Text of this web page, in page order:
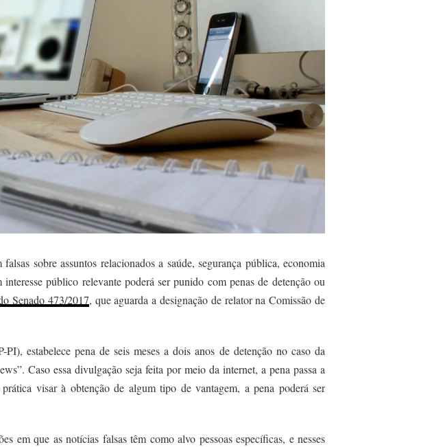
sobre assuntos relacionados a saúde, segurança pública, economia
público relevante poderá ser punido com penas de detenção ou
Senado 473/2017, que aguarda a designação de relator na Comissão de
estabelece pena de seis meses a dois anos de detenção no caso da
Caso essa divulgação seja feita por meio da internet, a pena passa a
visar à obtenção de algum tipo de vantagem, a pena poderá ser
em que as notícias falsas têm como alvo pessoas específicas, e nesses